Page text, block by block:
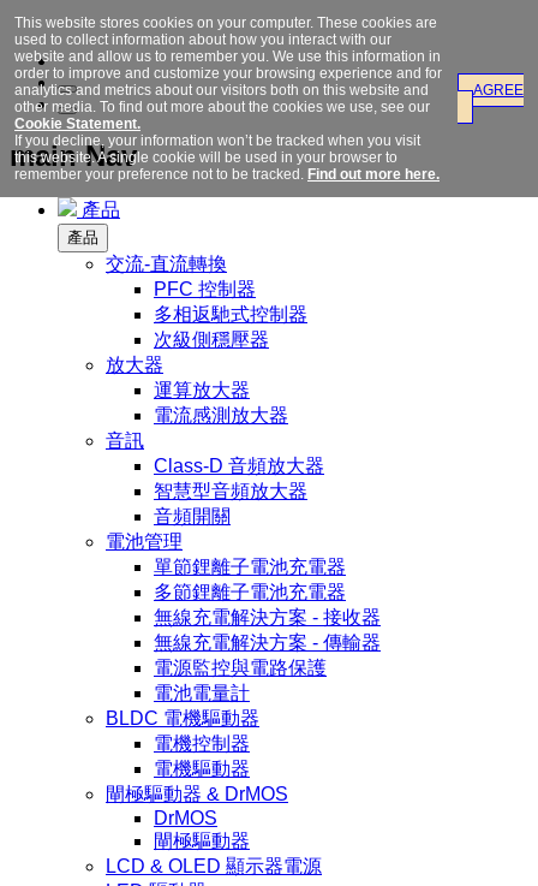
main Nav
產品
產品
交流-直流轉換
PFC 控制器
多相返馳式控制器
次級側穩壓器
放大器
運算放大器
電流感測放大器
音訊
Class-D 音頻放大器
智慧型音頻放大器
音頻開關
電池管理
單節鋰離子電池充電器
多節鋰離子電池充電器
無線充電解決方案 - 接收器
無線充電解決方案 - 傳輸器
電源監控與電路保護
電池電量計
BLDC 電機驅動器
電機控制器
電機驅動器
閘極驅動器 & DrMOS
DrMOS
閘極驅動器
LCD & OLED 顯示器電源
AGREE
This website stores cookies on your computer. These cookies are
used to collect information about how you interact with our
website and allow us to remember you. We use this information in
order to improve and customize your browsing experience and for
analytics and metrics about our visitors both on this website and
other media. To find out more about the cookies we use, see our
Cookie Statement.
If you decline, your information won’t be tracked when you visit
this website. A single cookie will be used in your browser to
remember your preference not to be tracked. Find out more here.